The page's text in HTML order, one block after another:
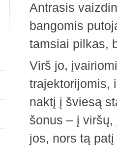
Antrasis
bangomis
tamsiai pilkas,
Virš jo,
trajektorijomis,
naktį į šviesą
šonus – į
jos, nors tą